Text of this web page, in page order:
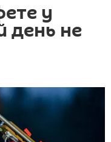
у
день не